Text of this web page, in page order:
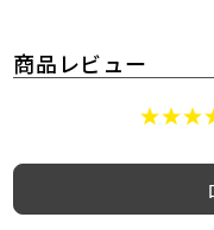
商品レビュー